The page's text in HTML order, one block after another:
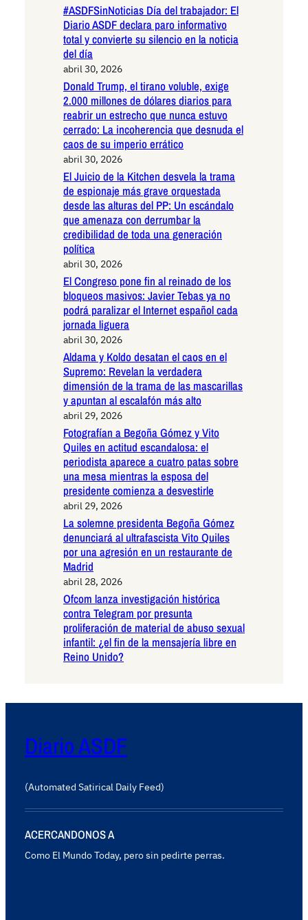
#ASDFSinNoticias Día del trabajador: El
Diario ASDF declara paro informativo
total y convierte su silencio en la noticia
del día
abril 30, 2026
Donald Trump, el tirano voluble, exige
2.000 millones de dólares diarios para
reabrir un estrecho que nunca estuvo
cerrado: La incoherencia que desnuda el
caos de su imperio errático
abril 30, 2026
El Juicio de la Kitchen desvela la trama
de espionaje más grave orquestada
desde las alturas del PP: Un escándalo
que amenaza con derrumbar la
credibilidad de toda una generación
política
abril 30, 2026
El Congreso pone fin al reinado de los
bloqueos masivos: Javier Tebas ya no
podrá paralizar el Internet español cada
jornada liguera
abril 30, 2026
Aldama y Koldo desatan el caos en el
Supremo: Revelan la verdadera
dimensión de la trama de las mascarillas
y apuntan al escalafón más alto
abril 29, 2026
Fotografían a Begoña Gómez y Vito
Quiles en actitud escandalosa: el
periodista aparece a cuatro patas sobre
una mesa mientras la esposa del
presidente comienza a desvestirle
abril 29, 2026
La solemne presidenta Begoña Gómez
denunciará al ultrafascista Vito Quiles
por una agresión en un restaurante de
Madrid
abril 28, 2026
Ofcom lanza investigación histórica
contra Telegram por presunta
proliferación de material de abuso sexual
infantil: ¿el fin de la mensajería libre en
Reino Unido?
Diario ASDF
(Automated Satirical Daily Feed)
ACERCANDONOS A
Como El Mundo Today, pero sin pedirte perras.